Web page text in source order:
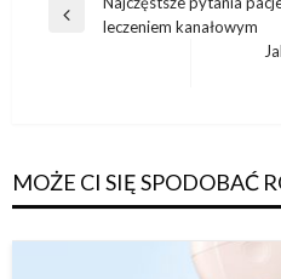
Nawigacja
wpisu
Poprzednileczeniem kanałowym
MOŻE CI SIĘ SPODOBAĆ